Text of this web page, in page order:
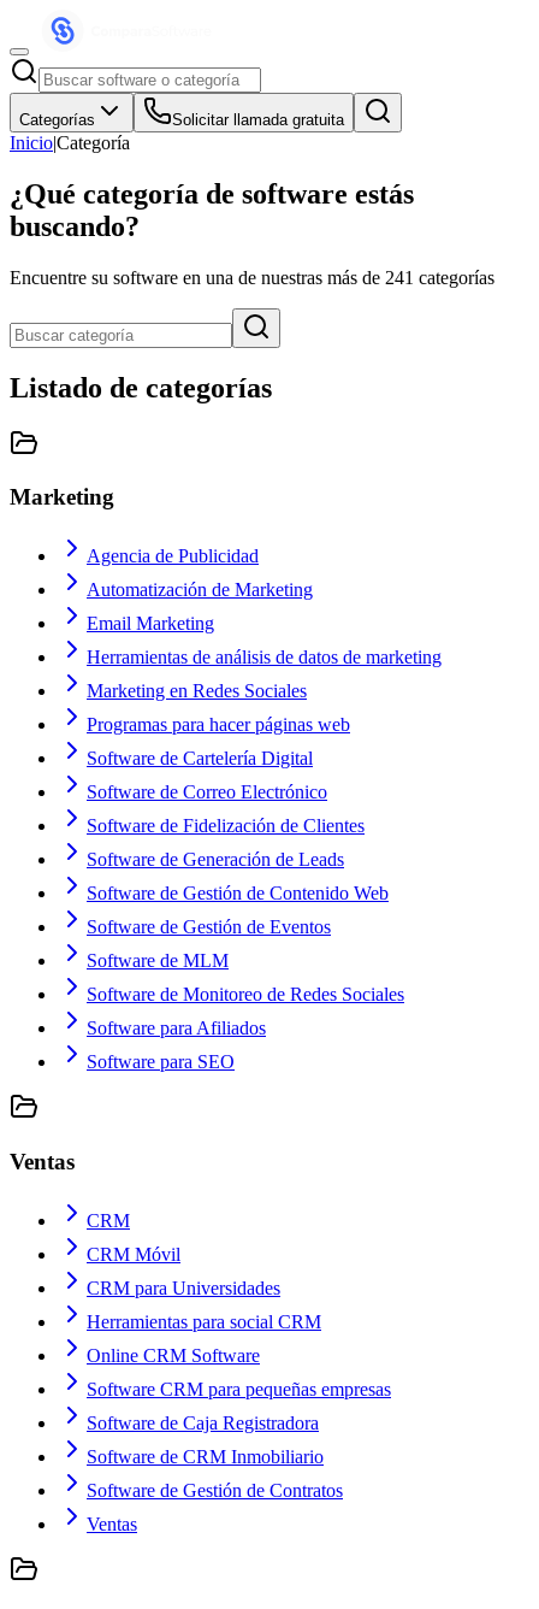
Categorías Solicitar llamada gratuita
Inicio|Categoría
¿Qué categoría de software estás
buscando?
Encuentre su software en una de nuestras más de 241 categorías
Listado de categorías
Marketing
Agencia de Publicidad
Automatización de Marketing
Email Marketing
Herramientas de análisis de datos de marketing
Marketing en Redes Sociales
Programas para hacer páginas web
Software de Cartelería Digital
Software de Correo Electrónico
Software de Fidelización de Clientes
Software de Generación de Leads
Software de Gestión de Contenido Web
Software de Gestión de Eventos
Software de MLM
Software de Monitoreo de Redes Sociales
Software para Afiliados
Software para SEO
Ventas
CRM
CRM Móvil
CRM para Universidades
Herramientas para social CRM
Online CRM Software
Software CRM para pequeñas empresas
Software de Caja Registradora
Software de CRM Inmobiliario
Software de Gestión de Contratos
Ventas